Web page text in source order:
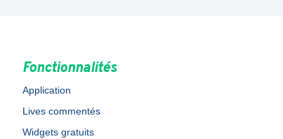
Fonctionnalités
Application
Lives commentés
Widgets gratuits